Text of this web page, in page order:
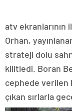
atv
Orhan,
strateji dolu
kilitledi. Boran
cephede verilen
çıkan sırlarla